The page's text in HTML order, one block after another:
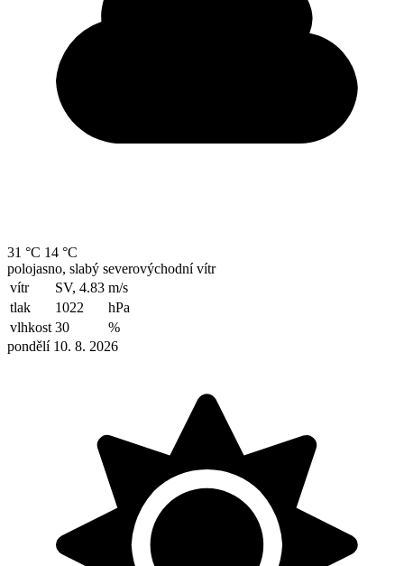
31 °C 14 °C
polojasno, slabý severovýchodní vítr
vítr
SV, 4.83 m/s
tlak
1022
hPa
vlhkost 30
%
pondělí 10. 8. 2026